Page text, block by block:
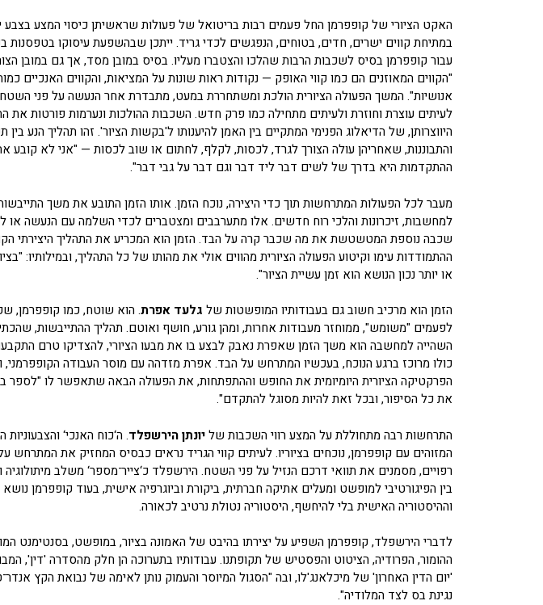
האקט הציורי של קופפרמן החל פעמים רבות בריטואל של פעולות שראשיתן כיסוי המצע בצבע
במתיחת קווים ישרים, חדים, בטוחים, הנפגשים לכדי גריד. ייתכן שבהשפעת עיסוקו בטפסנות
עבור קופפרמן בסיס לשכבות הרבות שהלכו והצטברו מעליו. בסיס במובן מסד, אך גם במובן
"הקווים המאוזנים הם כמו קווי האופק — נקודות ראות שונות על המציאות, והקווים האנכיים
אנושיות". המשך הפעולה הציורית הולכת ומשתחררת במעט, מתבדרת אחר הנעשה על פני השטח
לעיתים עוצרת וחוזרת ולעיתים מתחילה כמו פרק חדש. השכבות ההולכות ונערמות פורטות את
היווצרותן, של הדיאלוג הפנימי המתקיים בין האמן להיענותו ל'בקשות הציור'. זהו תהליך הנע בין
והתבוננות, שאחריהן עולה הצורך לגרד, לכסות, לקלף, לחתום או שוב לכסות — "אני לא קובע
ההתקדמות היא בדרך של לשים דבר ליד דבר וגם דבר על גבי דבר".
מעבר לכל הפעולות המתרחשות תוך כדי היצירה, נוכח הזמן. אותו הזמן התובע את משך
למחשבות, זיכרונות והלכי רוח חדשים. אלו מתערבבים ומצטברים לכדי השלמה עם הנעשה או
שכבה נוספת המטשטשת את מה שכבר קרה על הבד. הזמן הוא המכריע את התהליך היצירתי
ההתמודדות עימו וקיטוע הפעולה הציורית מהווים אולי את מהותו של כל התהליך, ובמילותיו:
או יותר נכון הנושא הוא זמן עשיית הציור".
הזמן הוא מרכיב חשוב גם בעבודותיו המופשטות של גלעד אפרת. הוא שוטח, כמו קופפרמן,
לפעמים "משומש", ממוחזר מעבודות אחרות, ומהן גורע, חושף ואוטם. תהליך ההתייבשות,
השהייה למחשבה הוא משך הזמן שאפרת נאבק לבצע בו את מבעו הציורי, להצדיקו טרם
כולו מרוכז ברגע הנוכח, בעכשיו המתרחש על הבד. אפרת מזדהה עם מוסר העבודה
הפרקטיקה הציורית היומיומית את החופש וההתפתחות, את הפעולה הבאה שתאפשר לו
את כל הסיפור, ובכל זאת להיות מסוגל להתקדם".
התרחשות רבה מתחוללת על המצע רווי השכבות שליונתן הירשפלד. ה‘כוח האנכי‘
המזוהים עם קופפרמן, נוכחים בציוריו. לעיתים קווי הגריד נראים כבסיס המחזיק את המתרחש
רפויים, מסמנים את תוואי דרכם הנזיל על פני השטח. הירשפלד כ‘צייר־מספר‘ משלב מיתולוגיה
בין הפיגורטיבי למופשט ומעלים אתיקה חברתית, ביקורת וביוגרפיה אישית, בעוד קופפרמן נושא
וההיסטוריה האישית בלי להיחשף, היסטוריה נטולת נרטיב לכאורה.
לדברי הירשפלד, קופפרמן השפיע על יצירתו בהיבט של האמונה בציור, במופשט, בסנטימנט
ההומור, הפרודיה, הציטוט והפסטיש של תקופתנו. עבודותיו בתערוכה הן חלק מהסדרה 'דין',
'יום הדין האחרון' של מיכלאנג'לו, ובה "הסגול המיוסר והעמוק נותן לאימה של נבואת הקץ
נגינת בס לצד המלודיה".